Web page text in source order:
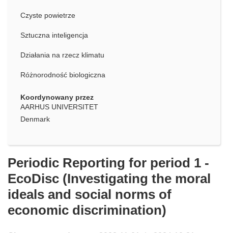
Czyste powietrze
Sztuczna inteligencja
Działania na rzecz klimatu
Różnorodność biologiczna
Koordynowany przez
AARHUS UNIVERSITET
Denmark
Periodic Reporting for period 1 -
EcoDisc (Investigating the moral
ideals and social norms of
economic discrimination)